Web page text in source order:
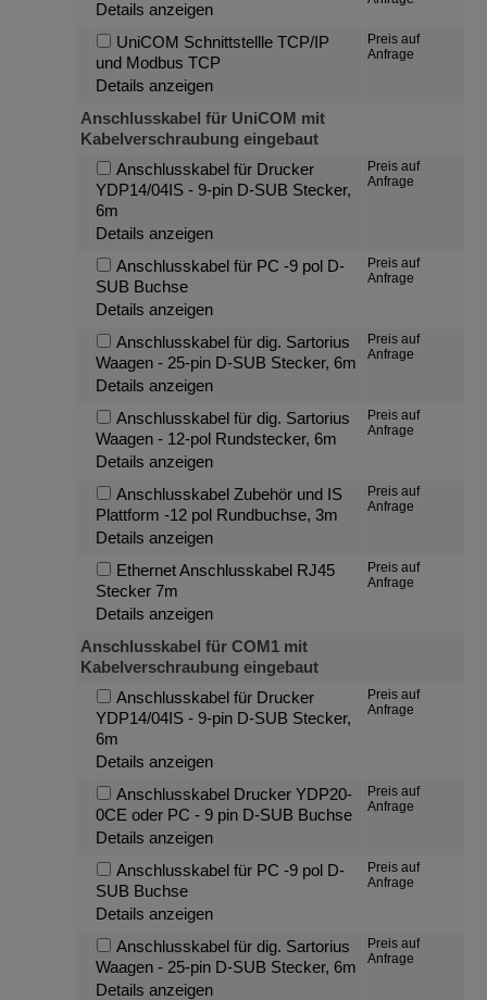
Details anzeigen
UniCOM Schnittstellle TCP/IP
und Modbus TCP
Details anzeigen
Preis auf
Anfrage
Anschlusskabel für UniCOM mit
Kabelverschraubung eingebaut
Anschlusskabel für Drucker
YDP14/04IS - 9-pin D-SUB Stecker,
6m
Details anzeigen
Preis auf
Anfrage
Anschlusskabel für PC -9 pol D-
SUB Buchse
Details anzeigen
Preis auf
Anfrage
Anschlusskabel für dig. Sartorius
Waagen - 25-pin D-SUB Stecker, 6m
Details anzeigen
Preis auf
Anfrage
Anschlusskabel für dig. Sartorius
Waagen - 12-pol Rundstecker, 6m
Details anzeigen
Preis auf
Anfrage
Anschlusskabel Zubehör und IS
Plattform -12 pol Rundbuchse, 3m
Details anzeigen
Preis auf
Anfrage
Ethernet Anschlusskabel RJ45
Stecker 7m
Details anzeigen
Preis auf
Anfrage
Anschlusskabel für COM1 mit
Kabelverschraubung eingebaut
Anschlusskabel für Drucker
YDP14/04IS - 9-pin D-SUB Stecker,
6m
Details anzeigen
Preis auf
Anfrage
Anschlusskabel Drucker YDP20-
0CE oder PC - 9 pin D-SUB Buchse
Details anzeigen
Preis auf
Anfrage
Anschlusskabel für PC -9 pol D-
SUB Buchse
Details anzeigen
Preis auf
Anfrage
Anschlusskabel für dig. Sartorius
Waagen - 25-pin D-SUB Stecker, 6m
Details anzeigen
Preis auf
Anfrage